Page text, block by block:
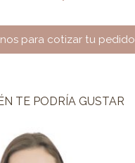
para cotizar tu pedido
TE PODRÍA GUSTAR